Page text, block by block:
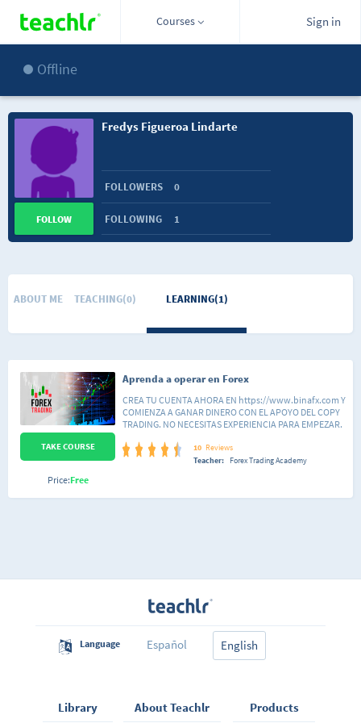
Courses Sign in
Offline
Fredys Figueroa Lindarte
FOLLOWERS 0
FOLLOWING 1
FOLLOW
ABOUT ME TEACHING(0) LEARNING(1)
Aprenda a operar en Forex
CREA TU CUENTA AHORA EN https://www.binafx.com Y
COMIENZA A GANAR DINERO CON EL APOYO DEL COPY
TRADING. NO NECESITAS EXPERIENCIA PARA EMPEZAR.
que copiar las operaciones de otros traders expertos.
Hay más de 6,000 traders que puedes copiar sus
esenciales para entender los mercados bursátiles. Te
10 Reviews
Teacher:
Forex Trading Academy
TAKE COURSE
Price:Free
Language Español English
Library About Teachlr Products